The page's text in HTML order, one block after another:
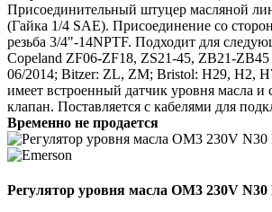
Присоединительный штуцер масляной
(Гайка 1/4 SAE). Присоединение со
резьба 3/4"-14NPTF. Подходит для
Copeland ZF06-ZF18, ZS21-45, ZB21-ZB45
06/2014; Bitzer: ZL, ZM; Bristol: H29, H2,
имеет встроенный датчик уровня масла и
клапан. Поставляется с кабелями для
Временно не продается
Регулятор уровня масла OM3 230V N30